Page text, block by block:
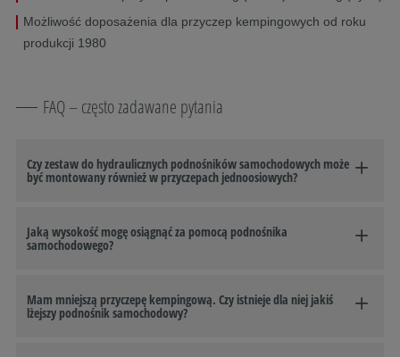
Możliwość doposażenia dla przyczep kempingowych od roku
produkcji 1980
FAQ – często zadawane pytania
Czy zestaw do hydraulicznych podnośników samochodowych może
być montowany również w przyczepach jednoosiowych?
Jaką wysokość mogę osiągnąć za pomocą podnośnika
samochodowego?
Mam mniejszą przyczepę kempingową. Czy istnieje dla niej jakiś
lżejszy podnośnik samochodowy?